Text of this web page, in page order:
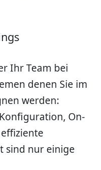
Ihr Team bei
denen Sie im
werden:
On-
sind nur einige